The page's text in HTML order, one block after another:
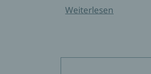
Weiterlesen